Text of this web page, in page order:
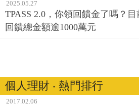
2025.05.27
TPASS 2.0，你領回饋金了嗎？
回饋總金額逾1000萬元
個人理財 ‧ 熱門排行
2017.02.06